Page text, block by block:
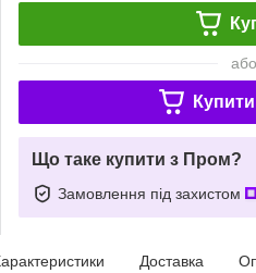
або
Що таке купити з Пром?
Замовлення під захистом
Доставка